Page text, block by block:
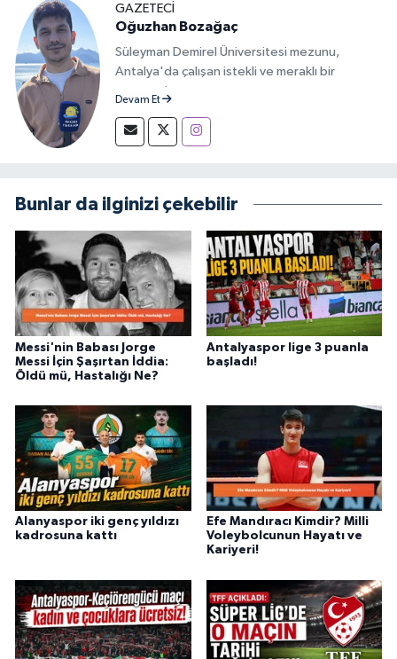
GAZETECİ
Oğuzhan Bozağaç
Süleyman Demirel Üniversitesi mezunu,
Antalya'da çalışan istekli ve meraklı bir
gazeteci.
Devam Et
Bunlar da ilginizi çekebilir
Messi'nin Babası Jorge
Messi İçin Şaşırtan İddia:
Öldü mü, Hastalığı Ne?
Antalyaspor lige 3 puanla
başladı!
Alanyaspor iki genç yıldızı
kadrosuna kattı
Efe Mandıracı Kimdir? Milli
Voleybolcunun Hayatı ve
Kariyeri!